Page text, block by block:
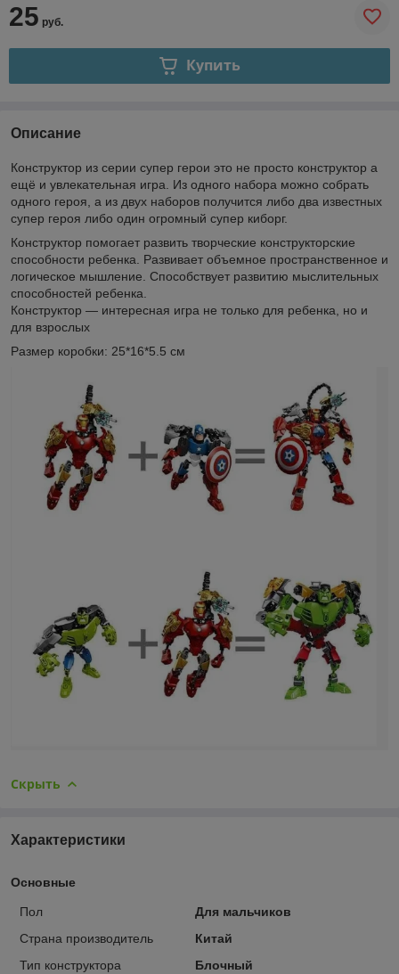
25 руб.
Купить
Описание
Конструктор из серии супер герои это не просто конструктор а
ещё и увлекательная игра. Из одного набора можно собрать
одного героя, а из двух наборов получится либо два известных
супер героя либо один огромный супер киборг.
Конструктор помогает развить творческие конструкторские
способности ребенка. Развивает объемное пространственное и
логическое мышление. Способствует развитию мыслительных
способностей ребенка.
Конструктор ― интересная игра не только для ребенка, но и
для взрослых
Размер коробки: 25*16*5.5 см
Скрыть
Характеристики
Основные
Пол
Для мальчиков
Страна производитель
Китай
Тип конструктора
Блочный